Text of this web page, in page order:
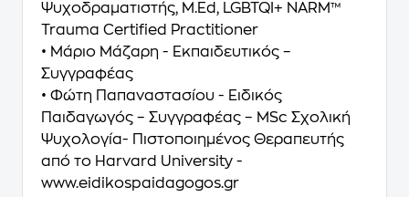
Ψυχοδραματιστής, M.Ed, LGBTQI+ NARM™
Trauma Certified Practitioner
• Μάριο Μάζαρη - Εκπαιδευτικός –
Συγγραφέας
• Φώτη Παπαναστασίου - Ειδικός
Παιδαγωγός – Συγγραφέας – MSc Σχολική
Ψυχολογία- Πιστοποιημένος Θεραπευτής
από το Harvard University -
www.eidikospaidagogos.gr